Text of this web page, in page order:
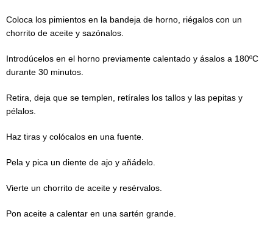
Coloca los pimientos en la bandeja de horno, riégalos con un
chorrito de aceite y sazónalos.
Introdúcelos en el horno previamente calentado y ásalos a 180ºC
durante 30 minutos.
Retira, deja que se templen, retírales los tallos y las pepitas y
pélalos.
Haz tiras y colócalos en una fuente.
Pela y pica un diente de ajo y añádelo.
Vierte un chorrito de aceite y resérvalos.
Pon aceite a calentar en una sartén grande.